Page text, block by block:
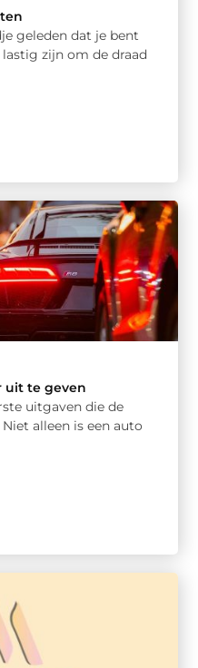
geleden dat je bent
zijn om de draad
uit te geven
uitgaven die de
alleen is een auto